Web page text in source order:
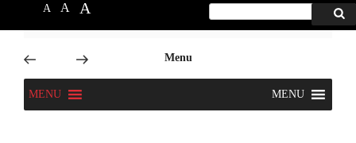
A A A
Procurar
por:
to
content
Menu
MENU MENU